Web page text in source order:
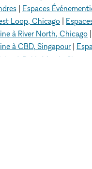
| Espaces
Loop, Chicago |
à River North, Chicago |
à CBD, Singapour |
à Bukit Merah,